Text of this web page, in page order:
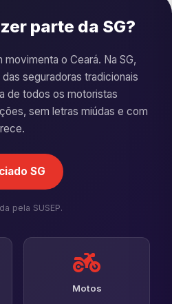
parte da SG?
movimenta o Ceará. Na SG,
seguradoras tradicionais
de todos os motoristas
sem letras miúdas e com
SG
pela SUSEP.
Motos